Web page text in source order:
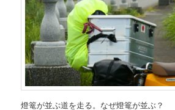
燈篭が並ぶ道を走る。なぜ燈篭が並ぶ？